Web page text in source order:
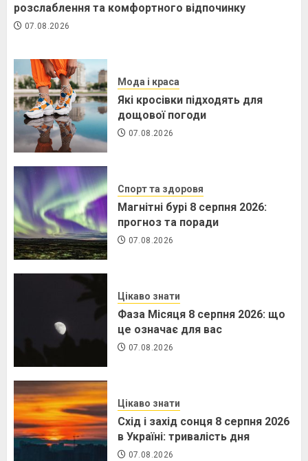
розслаблення та комфортного відпочинку
07.08.2026
Мода і краса
Які кросівки підходять для
дощової погоди
07.08.2026
Спорт та здоровя
Магнітні бурі 8 серпня 2026:
прогноз та поради
07.08.2026
Цікаво знати
Фаза Місяця 8 серпня 2026: що
це означає для вас
07.08.2026
Цікаво знати
Схід і захід сонця 8 серпня 2026
в Україні: тривалість дня
07.08.2026